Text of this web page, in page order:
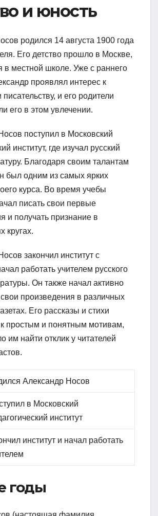
и юность
родился 14 августа 1900 года
Его детство прошло в Москве,
в местной школе. Уже с раннего
проявлял интерес к
писательству, и его родители
его в этом увлечении.
поступил в Московский
институт, где изучал русский
Благодаря своим талантам
был одним из самых ярких
курса. Во время учебы
писать свои первые
и получать признание в
кругах.
закончил институт с
работать учителем русского
Он также начал активно
свои произведения в различных
Его рассказы и стихи
простым и понятным мотивам,
им найти отклик у читателей
Александр Носов
в Московский
институт
институт и начал работать
годы